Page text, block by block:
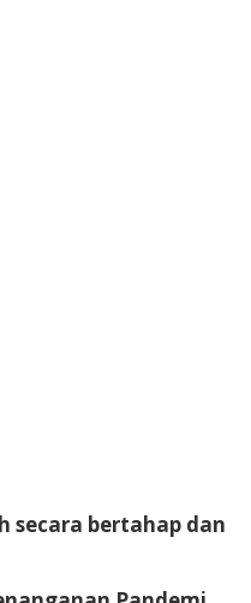
secara bertahap dan